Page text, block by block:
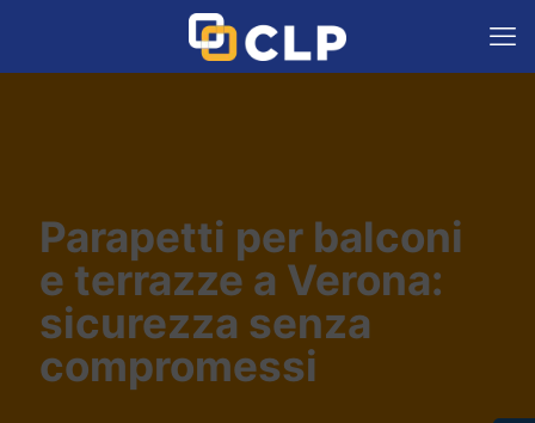
Parapetti per balconi
e terrazze a Verona:
sicurezza senza
compromessi